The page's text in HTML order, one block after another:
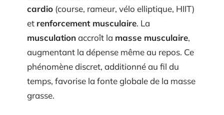
cardio (course, rameur, vélo elliptique, HIIT)
et renforcement musculaire. La
musculationaccroît la masse musculaire,
augmentant la dépense même au repos. Ce
phénomène discret, additionné au fil du
temps, favorise la fonte globale de la masse
grasse.